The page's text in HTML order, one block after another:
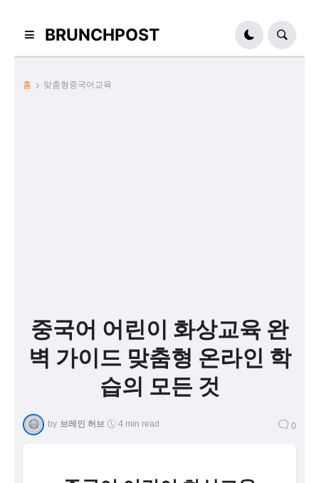
BRUNCHPOST
홈 맞춤형중국어교육
중국어 어린이 화상교육 완
벽 가이드 맞춤형 온라인 학
습의 모든 것
by 브레인 허브 4 min read 0